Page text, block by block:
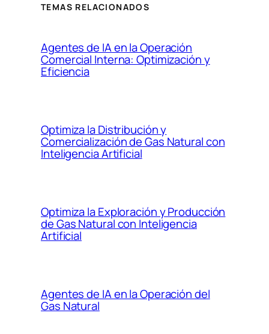
TEMAS RELACIONADOS
Agentes de IA en la Operación
Comercial Interna: Optimización y
Eficiencia
Optimiza la Distribución y
Comercialización de Gas Natural con
Inteligencia Artificial
Optimiza la Exploración y Producción
de Gas Natural con Inteligencia
Artificial
Agentes de IA en la Operación del
Gas Natural